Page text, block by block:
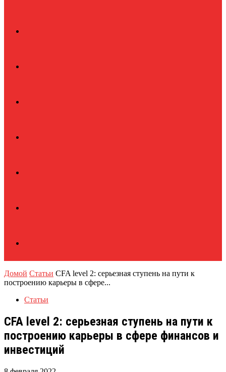
Домой Статьи CFA level 2: серьезная ступень на пути к
построению карьеры в сфере...
Статьи
CFA level 2: серьезная ступень на пути к
построению карьеры в сфере финансов и
инвестиций